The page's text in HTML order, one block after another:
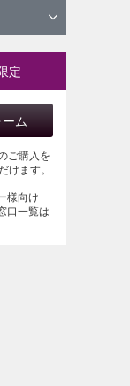
定
ム
ご購入を
けます。
様向け
口一覧は